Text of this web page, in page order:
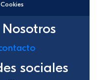
sociales